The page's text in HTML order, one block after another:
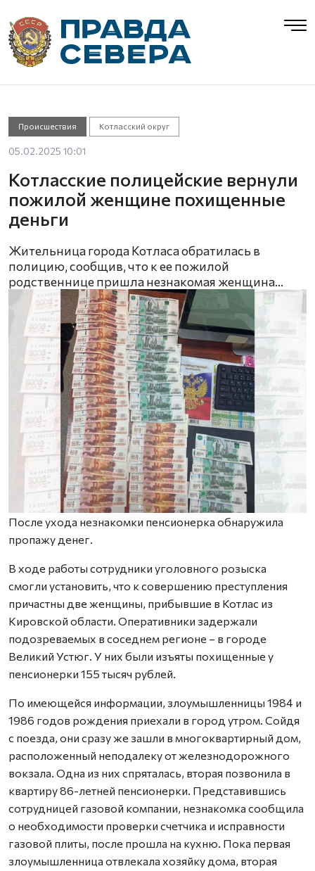
Происшествия Котласский округ
05.02.2025 10:01
Котласские полицейские вернули
пожилой женщине похищенные
деньги
Жительница города Котласа обратилась в
полицию, сообщив, что к ее пожилой
родственнице пришла незнакомая женщина...
После ухода незнакомки пенсионерка обнаружила
пропажу денег.
В ходе работы сотрудники уголовного розыска
смогли установить, что к совершению преступления
причастны две женщины, прибывшие в Котлас из
Кировской области. Оперативники задержали
подозреваемых в соседнем регионе – в городе
Великий Устюг. У них были изъяты похищенные у
пенсионерки 155 тысяч рублей.
По имеющейся информации, злоумышленницы 1984 и
1986 годов рождения приехали в город утром. Сойдя
с поезда, они сразу же зашли в многоквартирный дом,
расположенный неподалеку от железнодорожного
вокзала. Одна из них спряталась, вторая позвонила в
квартиру 86-летней пенсионерки. Представившись
сотрудницей газовой компании, незнакомка сообщила
о необходимости проверки счетчика и исправности
газовой плиты, после прошла на кухню. Пока первая
злоумышленница отвлекала хозяйку дома, вторая